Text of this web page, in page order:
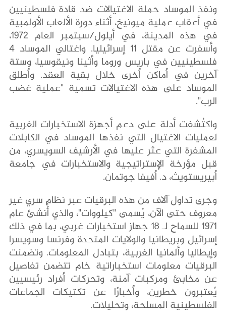
ونفذ الموساد حملة الاغتيالات ضد قادة فلسطينيين
في أعقاب عملية ميونيخ، أثناء دورة الألعاب الأولمبية
في هذه المدينة، في أيلول/سبتمبر العام 1972،
وأسفرت عن مقتل 11 إسرائيليا. واغتالي الموساد 4
فلسطينيين في باريس وروما وأثينا ونيقوسيا، وستة
آخرين في أماكن أخرى خلال بقية العقد. وأطلق
الموساد على هذه الاغتيالات تسمية "عملية غضب
الرب".
واكتُشفت أدلة على دعم أجهزة الاستخبارات الغربية
لعمليات الاغتيال التي نفذها الموساد في الكابلات
المشفرة التي عثر عليها في الأرشيف السويسري، من
قبل مؤرخة الإستراتيجية والاستخبارات في جامعة
أبيريستويث، د. أفيفا جوتمان.
وجرى تداول آلاف من هذه البرقيات عبر نظام سري غير
معروف حتى الآن، يُسمى "كيلووات"، والذي أُنشئ عام
١٩٧١ للسماح لـ ١٨ جهاز استخبارات غربي، بما في ذلك
إسرائيل وبريطانيا والولايات المتحدة وفرنسا وسويسرا
وإيطاليا وألمانيا الغربية، بتبادل المعلومات. وتضمنت
البرقيات معلومات استخباراتية خام تتضمن تفاصيل
عن مخابئ ومركبات آمنة، وتحركات أفراد رئيسيين
يُعتبرون خطرين، وأخبارًا عن تكتيكات الجماعات
الفلسطينية المسلحة، وتحليلات.